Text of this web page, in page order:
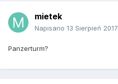
mietek
Napisano 13 Sierpień 2017
Panzerturm?